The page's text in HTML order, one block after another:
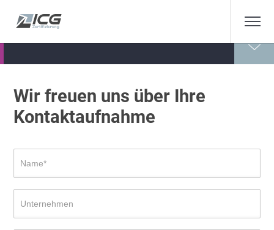
Wir freuen uns über Ihre
Kontaktaufnahme